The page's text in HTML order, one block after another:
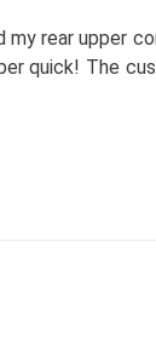
rear upper
quick! The